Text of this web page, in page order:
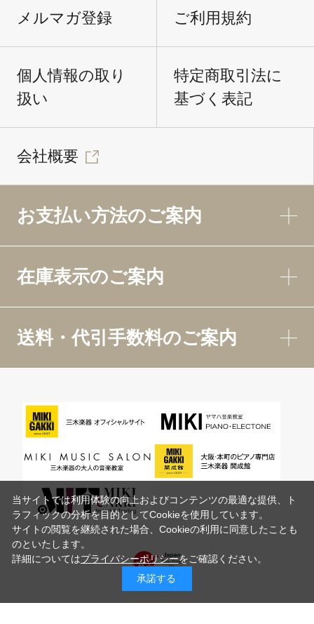
メルマガ登録 ご利用規約
個人情報の取り
扱い
特定商取引法に
基づく表記
会社概要
お支払い方法のご案内
在庫表示のご案内
送料・代引手数料のご案内
当サイトでは利用体験の向上およびコンテンツの最適な提供、ト
ラフィックの分析を目的としてCookieを使用しています。
サイトの閲覧を継続された場合、Cookieの利用に同意したことも
のといたします。
詳細についてはプライバシーポリシーをご確認ください。
承諾する